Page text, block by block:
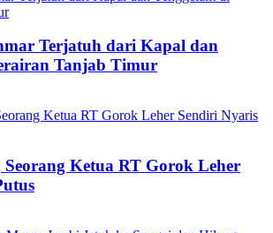
Terjatuh dari Kapal dan
Tanjab Timur
Seorang Ketua RT Gorok Leher